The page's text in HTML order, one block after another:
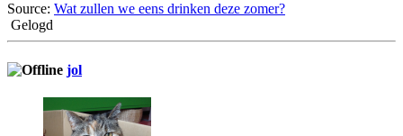
Source: Wat zullen we eens drinken deze zomer?
Gelogd
jol